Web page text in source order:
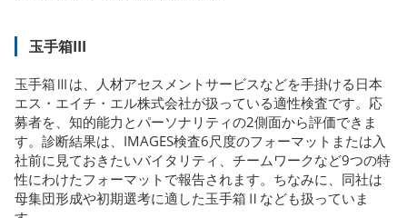
玉手箱III
玉手箱Ⅲは、人材アセスメントサービスなどを手掛ける日本
エス・エイチ・エル株式会社が扱っている適性検査です。応
募者を、知的能力とパーソナリティの2側面から評価できま
す。診断結果は、IMAGES検査6尺度のフォーマットまたは入
社前に見ておきたいバイタリティ、チームワークなど9つの特
性にわけたフォーマットで報告されます。ちなみに、同社は
母集団形成や初期選考に適した玉手箱Ⅱなども扱っていま